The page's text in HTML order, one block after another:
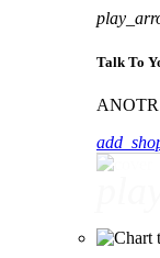
Talk To
ANOTR